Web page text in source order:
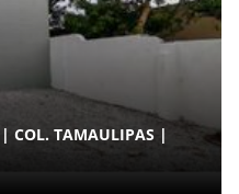
| COL. TAMAULIPAS |